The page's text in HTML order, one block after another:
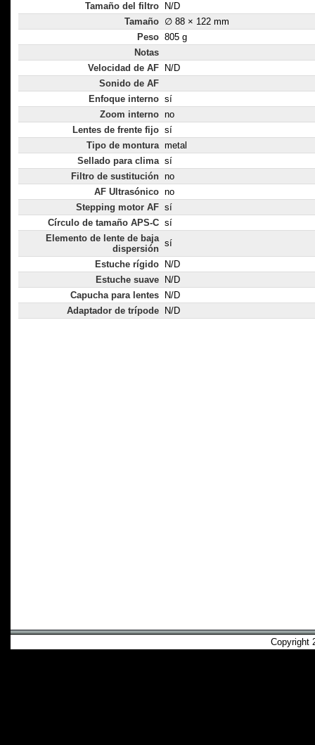
Tamaño del filtro
N/D
Tamaño ∅ 88 × 122 mm
Peso 805 g
Notas
Velocidad de AF
N/D
Sonido de AF
Enfoque interno sí
Zoom interno no
Lentes de frente fijo sí
Tipo de montura metal
Sellado para clima sí
Filtro de sustitución no
AF Ultrasónico no
Stepping motor AF sí
Círculo de tamaño APS-C sí
Elemento de lente de baja
dispersión
sí
Estuche rígido
N/D
Estuche suave
N/D
Capucha para lentes
N/D
Adaptador de trípode
N/D
Copyright